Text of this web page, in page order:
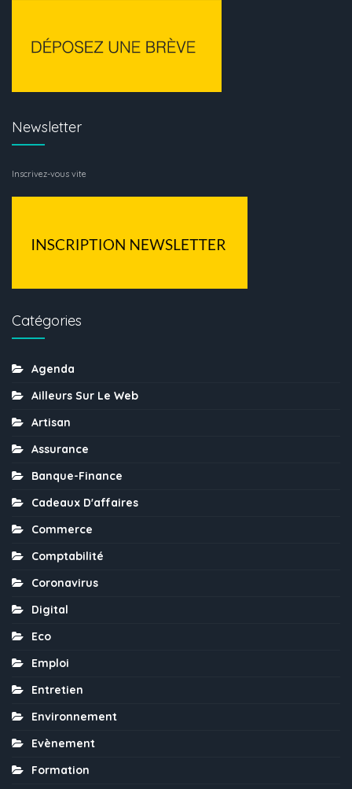
Newsletter
Inscrivez-vous vite
Catégories
Agenda
Ailleurs Sur Le Web
Artisan
Assurance
Banque-Finance
Cadeaux D'affaires
Commerce
Comptabilité
Coronavirus
Digital
Eco
Emploi
Entretien
Environnement
Evènement
Formation